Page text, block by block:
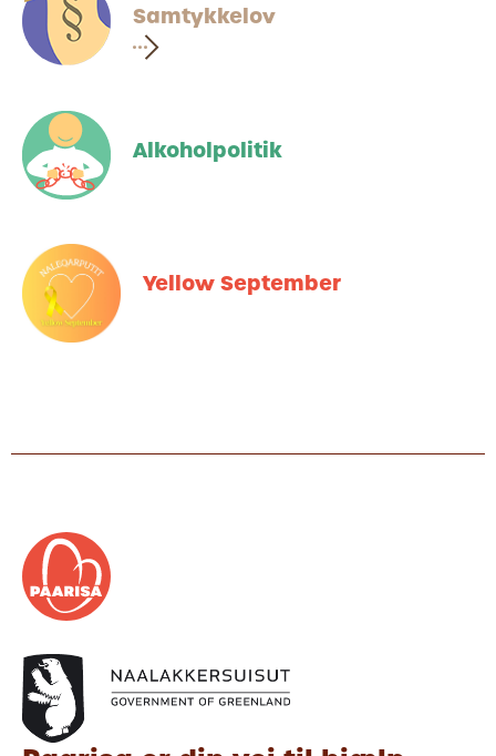
Samtykkelov
Alkoholpolitik
Yellow September